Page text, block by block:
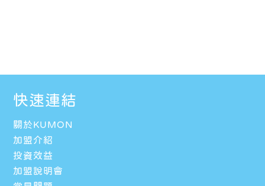
快速連結
關於KUMON
加盟介紹
投資效益
加盟說明會